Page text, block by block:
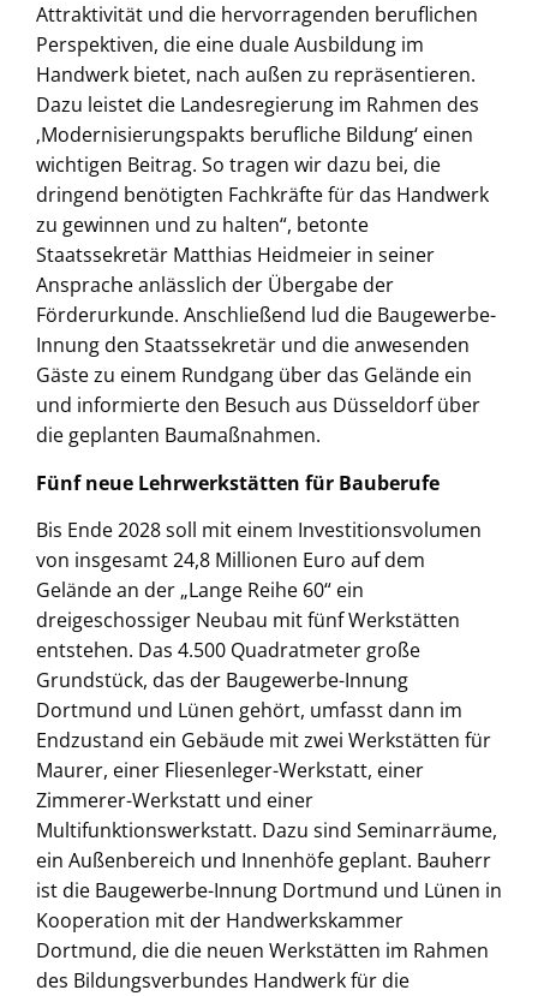
Attraktivität und die hervorragenden beruflichen
Perspektiven, die eine duale Ausbildung im
Handwerk bietet, nach außen zu repräsentieren.
Dazu leistet die Landesregierung im Rahmen des
‚Modernisierungspakts berufliche Bildung‘ einen
wichtigen Beitrag. So tragen wir dazu bei, die
dringend benötigten Fachkräfte für das Handwerk
zu gewinnen und zu halten“, betonte
Staatssekretär Matthias Heidmeier in seiner
Ansprache anlässlich der Übergabe der
Förderurkunde. Anschließend lud die Baugewerbe-
Innung den Staatssekretär und die anwesenden
Gäste zu einem Rundgang über das Gelände ein
und informierte den Besuch aus Düsseldorf über
die geplanten Baumaßnahmen.
Fünf neue Lehrwerkstätten für Bauberufe
Bis Ende 2028 soll mit einem Investitionsvolumen
von insgesamt 24,8 Millionen Euro auf dem
Gelände an der „Lange Reihe 60“ ein
dreigeschossiger Neubau mit fünf Werkstätten
entstehen. Das 4.500 Quadratmeter große
Grundstück, das der Baugewerbe-Innung
Dortmund und Lünen gehört, umfasst dann im
Endzustand ein Gebäude mit zwei Werkstätten für
Maurer, einer Fliesenleger-Werkstatt, einer
Zimmerer-Werkstatt und einer
Multifunktionswerkstatt. Dazu sind Seminarräume,
ein Außenbereich und Innenhöfe geplant. Bauherr
ist die Baugewerbe-Innung Dortmund und Lünen in
Kooperation mit der Handwerkskammer
Dortmund, die die neuen Werkstätten im Rahmen
des Bildungsverbundes Handwerk für die